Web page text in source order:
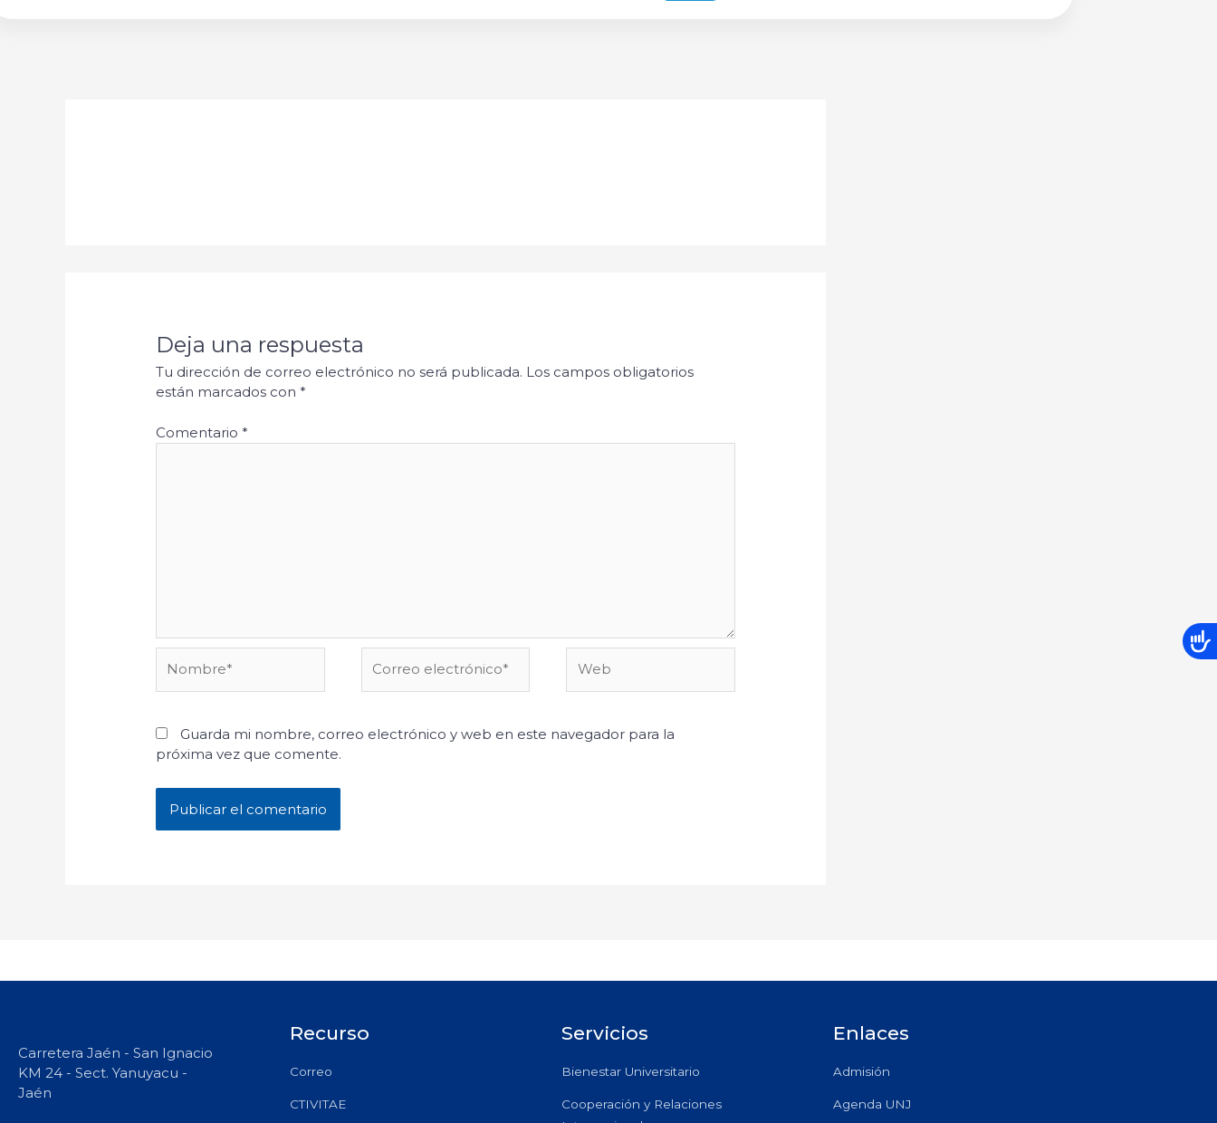
Deja una respuesta
Tu dirección de correo electrónico no será publicada. Los campos obligatorios
están marcados con*
Comentario*
electrónico*
Guarda mi nombre, correo electrónico y web en este navegador para la
próxima vez que comente.
Carretera Jaén - San Ignacio
KM 24 - Sect. Yanuyacu -
Jaén
Recurso
Correo
CTIVITAE
Servicios
Bienestar Universitario
Cooperación y Relaciones
Enlaces
Admisión
Agenda UNJ